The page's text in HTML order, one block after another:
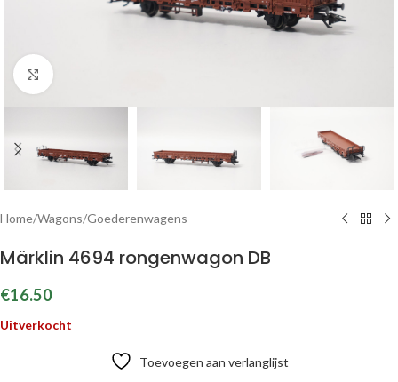
Click to enlarge
Home/Wagons/Goederenwagens
Märklin 4694 rongenwagon DB
€16.50
Uitverkocht
Toevoegen aan verlanglijst